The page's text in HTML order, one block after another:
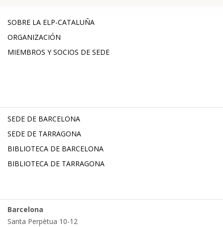
SOBRE LA ELP-CATALUÑA
ORGANIZACIÓN
MIEMBROS Y SOCIOS DE SEDE
SEDE DE BARCELONA
SEDE DE TARRAGONA
BIBLIOTECA DE BARCELONA
BIBLIOTECA DE TARRAGONA
Barcelona
Santa Perpètua 10-12